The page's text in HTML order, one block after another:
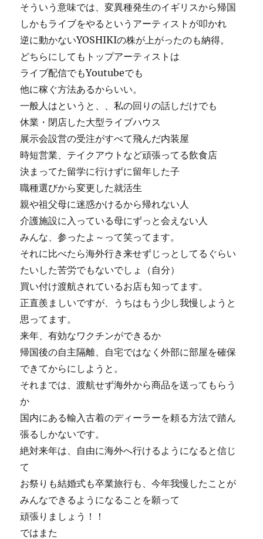
そういう意味では、変異種発生のイギリスから帰国
しかもライブをやるというアーティストが叩かれ
逆に動かないYOSHIKIの株が上がったのも納得。
どちらにしてもトップアーティストは
ライブ配信でもYoutubeでも
他に稼ぐ方法あるからいい。
一般人はというと、、私の回りの話しだけでも
休業・閉店した大型ライブハウス
展示会設営の受注がすべて飛んだ内装屋
時短営業、テイクアウトなど頑張ってる飲食店
決まってた留学に行けずに留年した子
職種選びから変更した就活生
親や祖父母に迷惑かけるから帰れない人
介護施設に入っている母にずっと会えない人
みんな、参ったよ～って笑ってます。
それに比べたら海外行き来せずじっとしてるぐらい
たいした苦労でもないでしょ（自分）
買い付け渡航されているお店も知ってます。
正直羨ましいですが、うちはもう少し我慢しようと
思ってます。
来年、有効なワクチンができるか
帰国後の自主隔離、自宅ではなく外部に部屋を確保
できてからにしようと。
それまでは、渡航せず海外から商品を送ってもらう
か
国内にある輸入古着のディーラーを頼る方法で踏ん
張るしかないです。
絶対来年は、自由に海外へ行けるようになると信じ
て
お祭りも結婚式も卒業旅行も、今年我慢したことが
みんなできるようになることを願って
頑張りましょう！！
ではまた